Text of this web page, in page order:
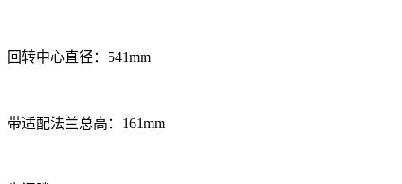
回转中心直径：541mm
带适配法兰总高：161mm